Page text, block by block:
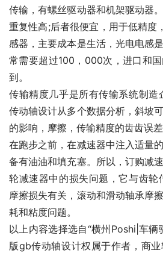
传输，有螺丝驱动器和机架驱动器
重复性高;后者很便宜，用于低精度
感器，主要成本是生活，光电电感
常需要超过100，000次，进口和
到。
传输精度几乎是所有传输系统制
传动轴设计从多个数据分析，斜坡
的影响，摩擦，传输精度的齿齿误差
在跑步之前，在减速器中注入适量
备有油油和填充塞。所以，订购减
轮减速器中的损失问题，它与齿
摩擦损失有关，滚动和滑动轴承摩
耗和粘度问题。
以上内容选择选自“横州Poshi|车辆
版gb传动轴设计权属于作者，商